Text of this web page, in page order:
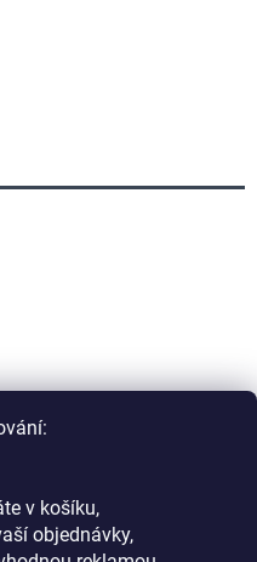
v košíku,
objednávky,